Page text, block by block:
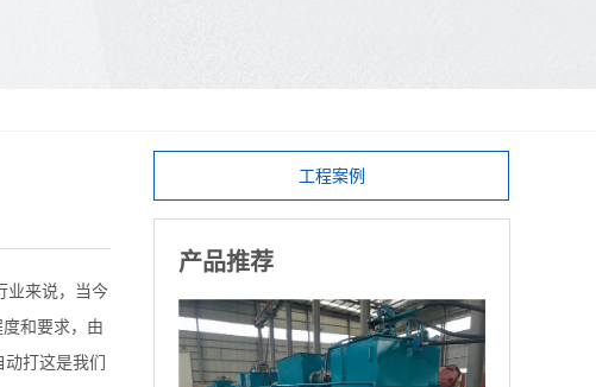
业来说，当今
和要求，由
打这是我们
工程案例
产品推荐